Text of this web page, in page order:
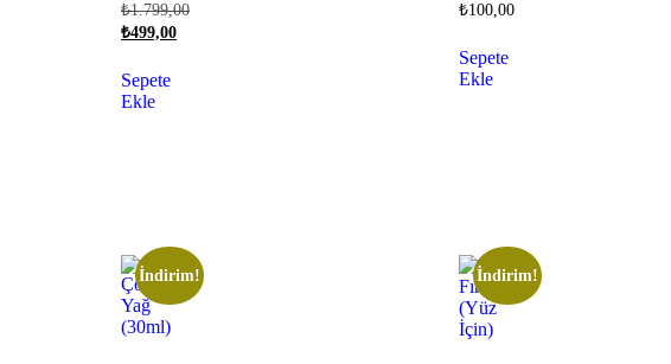
₺1.799,00
₺499,00
Sepete
Ekle
₺100,00
Sepete
Ekle
İndirim! İndirim!